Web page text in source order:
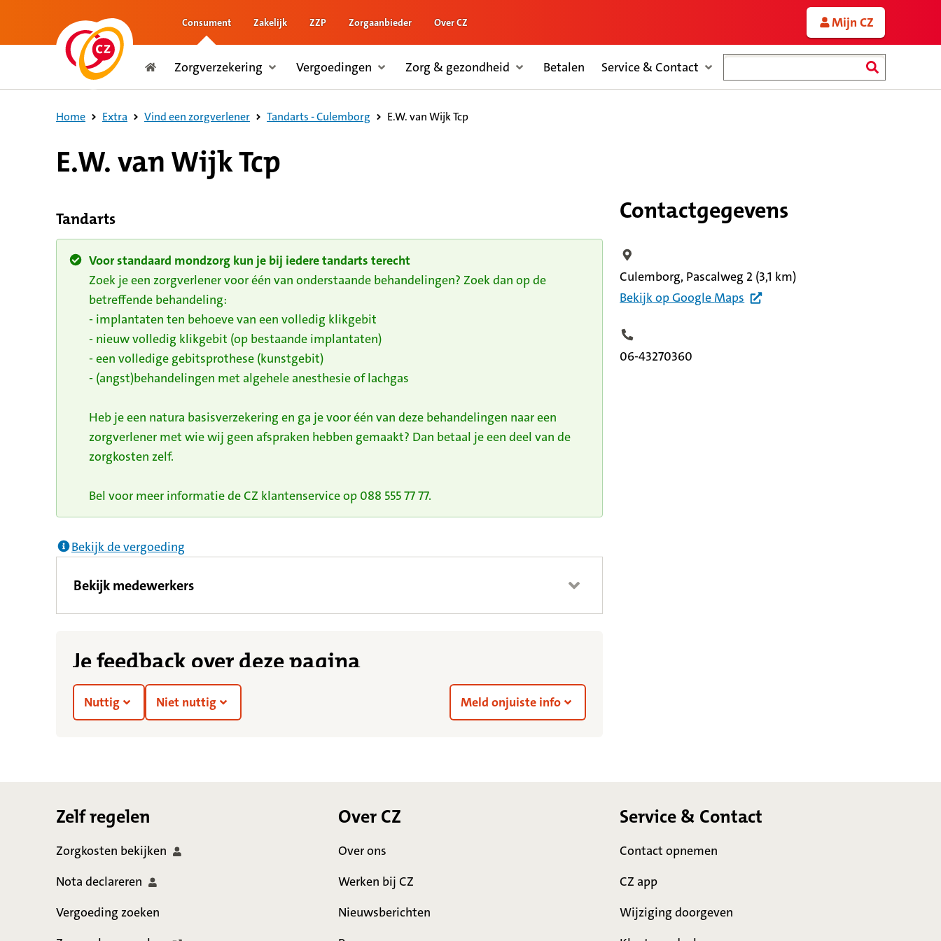
de inhoud
Consument Zakelijk ZZP Zorgaanbieder Over CZ Mijn CZ
Consument
Zorgverzekering Vergoedingen Zorg & gezondheid Betalen Service & Contact
Home Extra Vind een zorgverlener Tandarts - Culemborg E.W. van Wijk Tcp
E.W. van Wijk Tcp
Tandarts
Voor standaard mondzorg kun je bij iedere tandarts terecht
Zoek je een zorgverlener voor één van onderstaande behandelingen? Zoek dan op de
betreffende behandeling:
- implantaten ten behoeve van een volledig klikgebit
- nieuw volledig klikgebit (op bestaande implantaten)
- een volledige gebitsprothese (kunstgebit)
- (angst)behandelingen met algehele anesthesie of lachgas
Heb je een natura basisverzekering en ga je voor één van deze behandelingen naar een
zorgverlener met wie wij geen afspraken hebben gemaakt? Dan betaal je een deel van de
zorgkosten zelf.
Bel voor meer informatie de CZ klantenservice op 088 555 77 77.
Bekijk de vergoeding
Bekijk medewerkers
Contactgegevens
Locatiegegevens
Culemborg, Pascalweg 2 (3,1 km)
Bekijkop Google Maps
Telefoonnummer
06-43270360
Je feedback over deze pagina
Nuttig Niet nuttig Meld onjuiste info
Zelf regelen
Zorgkosten bekijken
Nota declareren
Vergoeding zoeken
Over CZ
Over ons
Werken bij CZ
Nieuwsberichten
Service & Contact
Contact opnemen
CZ app
Wijziging doorgeven